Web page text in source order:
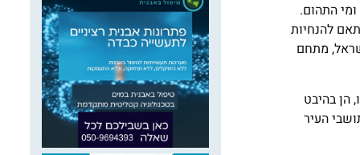
התהום.
בטיהור מלא של המתחם בהתאם להנחיות
רשות מקרקעי ישראל, מתחם
הן בהיבט
העיר